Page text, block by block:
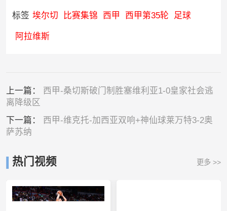
标签 埃尔切 比赛集锦 西甲 西甲第35轮 足球
阿拉维斯
上一篇：
西甲-桑切斯破门制胜塞维利亚1-0皇家社会逃
离降级区
下一篇：
西甲-维克托-加西亚双响+神仙球莱万特3-2奥
萨苏纳
热门视频 更多 >>